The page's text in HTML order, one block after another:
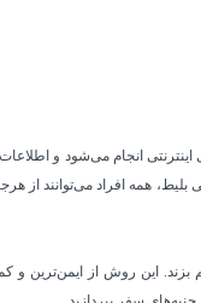
1600 نمایندگی و وب‌سایت‌های
بلیط، همه افراد
این روش از ایمن‌ترین و